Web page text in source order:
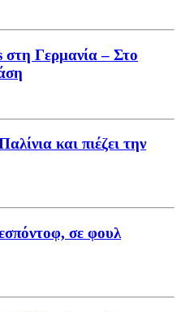
στη Γερμανία – Στο
και πιέζει την
σε φουλ